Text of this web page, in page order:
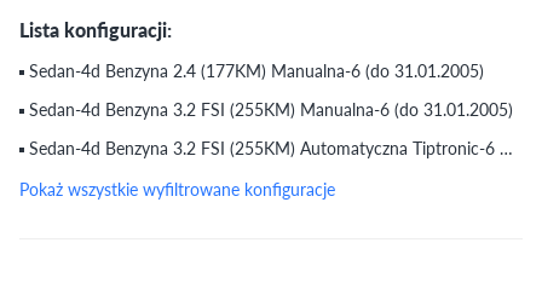
Lista konfiguracji:
Sedan-4d Benzyna 2.4 (177KM) Manualna-6 (do 31.01.2005)
Sedan-4d Benzyna 3.2 FSI (255KM) Manualna-6 (do 31.01.2005)
Sedan-4d Benzyna 3.2 FSI (255KM) Automatyczna Tiptronic-6 Quattro (do 31.01.2005)
Pokaż wszystkie wyfiltrowane konfiguracje